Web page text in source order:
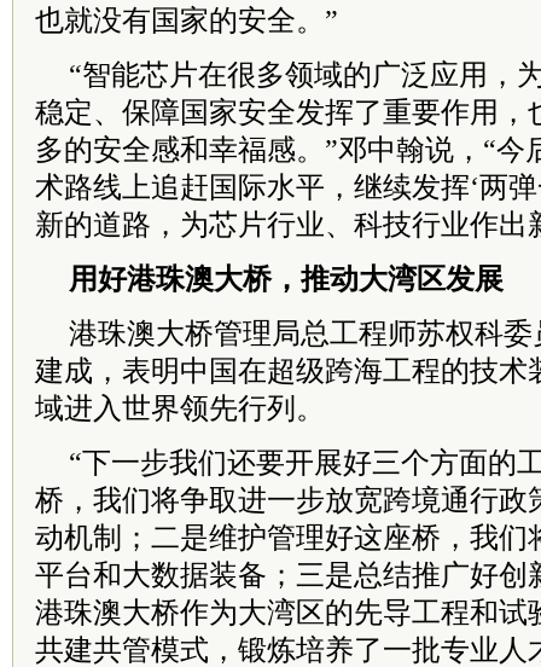
也就没有国家的安全。”
“智能芯片在很多领域的广泛应用，
稳定、保障国家安全发挥了重要作用，
多的安全感和幸福感。”邓中翰说，“今
术路线上追赶国际水平，继续发挥‘两
新的道路，为芯片行业、科技行业作出
用好港珠澳大桥，推动大湾区发展
港珠澳大桥管理局总工程师苏权科
建成，表明中国在超级跨海工程的技术
域进入世界领先行列。
“下一步我们还要开展好三个方面的
桥，我们将争取进一步放宽跨境通行政
动机制；二是维护管理好这座桥，我们
平台和大数据装备；三是总结推广好创
港珠澳大桥作为大湾区的先导工程和试
共建共管模式，锻炼培养了一批专业人